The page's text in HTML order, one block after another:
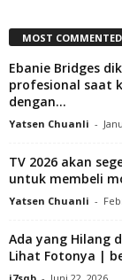
MOST COMMENTED
Ebanie Bridges
profesional saat
dengan...
Yatsen Chuanli -
TV 2026 akan
untuk membeli
Yatsen Chuanli -
Ada yang Hilang
Lihat Fotonya |